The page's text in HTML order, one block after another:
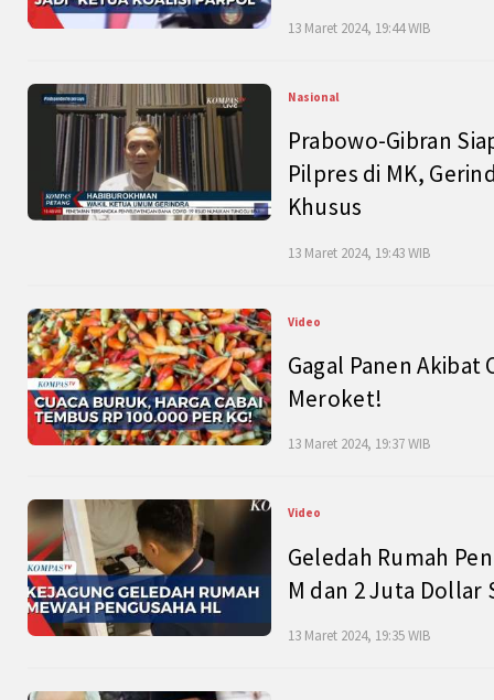
13 Maret 2024, 19:44 WIB
Nasional
Prabowo-Gibran
Pilpres di MK,
Khusus
13 Maret 2024, 19:43 WIB
Video
Gagal Panen Akibat
Meroket!
13 Maret 2024, 19:37 WIB
Video
Geledah Rumah
M dan 2 Juta Dollar
13 Maret 2024, 19:35 WIB